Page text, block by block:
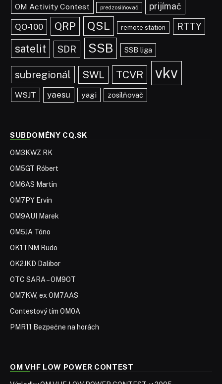
OM Activity Contest
predzosilňovač prijímač
QO-100 QRP QSL remote station RTTY
satelit SDR SSB SSB liga
subregionál SWL TCVR vkv
WSJT yaesu yagi zosilňovač
SUBDOMÉNY CQ.SK
OM3KWZ RK
OM5GT Róbert
OM6AS Martin
OM7PY Ervín
OM9AUI Marek
OM5JA Tóno
OK1TNM Rudo
OK2JKD Dalibor
OTC SARA – OM9OT
OM7KW, ex OM7AAS
Contestový tím OM0A
PMR11 Bezpečne na horách
OM VHF LOW POWER CONTEST